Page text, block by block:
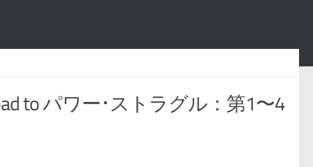
to パワー･ストラグル：第1〜4